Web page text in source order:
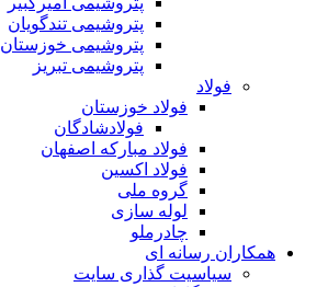
پتروشیمی تندگویان
پتروشیمی خوزستان
پتروشیمی تبریز
فولاد
فولاد خوزستان
فولادشادگان
فولاد مبارکه اصفهان
فولاد اکسین
گروه ملی
لوله سازی
چادرملو
همکاران رسانه ای
سیاسیت گذاری سایت